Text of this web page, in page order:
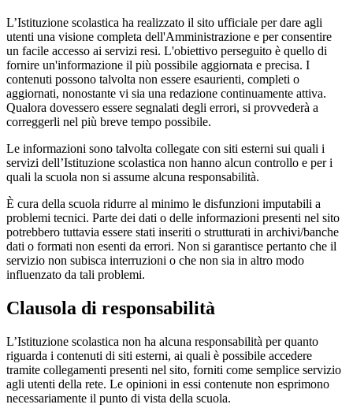
L’Istituzione scolastica ha realizzato il sito ufficiale per dare agli
utenti una visione completa dell'Amministrazione e per consentire
un facile accesso ai servizi resi. L'obiettivo perseguito è quello di
fornire un'informazione il più possibile aggiornata e precisa. I
contenuti possono talvolta non essere esaurienti, completi o
aggiornati, nonostante vi sia una redazione continuamente attiva.
Qualora dovessero essere segnalati degli errori, si provvederà a
correggerli nel più breve tempo possibile.
Le informazioni sono talvolta collegate con siti esterni sui quali i
servizi dell’Istituzione scolastica non hanno alcun controllo e per i
quali la scuola non si assume alcuna responsabilità.
È cura della scuola ridurre al minimo le disfunzioni imputabili a
problemi tecnici. Parte dei dati o delle informazioni presenti nel sito
potrebbero tuttavia essere stati inseriti o strutturati in archivi/banche
dati o formati non esenti da errori. Non si garantisce pertanto che il
servizio non subisca interruzioni o che non sia in altro modo
influenzato da tali problemi.
Clausola di responsabilità
L’Istituzione scolastica non ha alcuna responsabilità per quanto
riguarda i contenuti di siti esterni, ai quali è possibile accedere
tramite collegamenti presenti nel sito, forniti come semplice servizio
agli utenti della rete. Le opinioni in essi contenute non esprimono
necessariamente il punto di vista della scuola.